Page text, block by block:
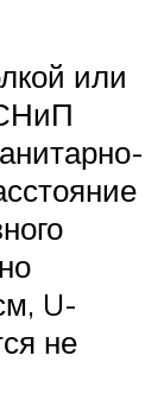
или
U-
не